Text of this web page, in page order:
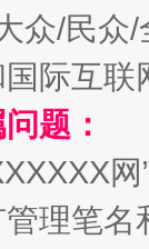
众/民
际互
题：
理笔